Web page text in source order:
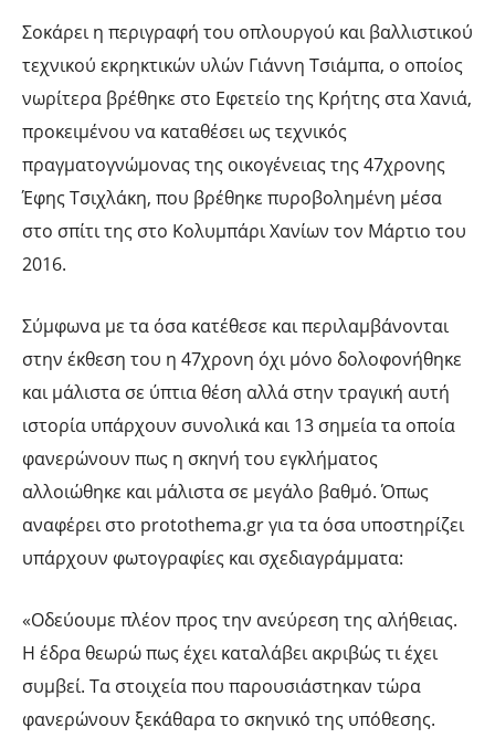
Σοκάρει η περιγραφή του οπλουργού και βαλλιστικού
τεχνικού εκρηκτικών υλών Γιάννη Τσιάμπα, ο οποίος
νωρίτερα βρέθηκε στο Εφετείο της Κρήτης στα Χανιά,
προκειμένου να καταθέσει ως τεχνικός
πραγματογνώμονας της οικογένειας της 47χρονης
Έφης Τσιχλάκη, που βρέθηκε πυροβολημένη μέσα
στο σπίτι της στο Κολυμπάρι Χανίων τον Μάρτιο του
2016.
Σύμφωνα με τα όσα κατέθεσε και περιλαμβάνονται
στην έκθεση του η 47χρονη όχι μόνο δολοφονήθηκε
και μάλιστα σε ύπτια θέση αλλά στην τραγική αυτή
ιστορία υπάρχουν συνολικά και 13 σημεία τα οποία
φανερώνουν πως η σκηνή του εγκλήματος
αλλοιώθηκε και μάλιστα σε μεγάλο βαθμό. Όπως
αναφέρει στο protothema.gr για τα όσα υποστηρίζει
υπάρχουν φωτογραφίες και σχεδιαγράμματα:
«Οδεύουμε πλέον προς την ανεύρεση της αλήθειας.
Η έδρα θεωρώ πως έχει καταλάβει ακριβώς τι έχει
συμβεί. Τα στοιχεία που παρουσιάστηκαν τώρα
φανερώνουν ξεκάθαρα το σκηνικό της υπόθεσης.